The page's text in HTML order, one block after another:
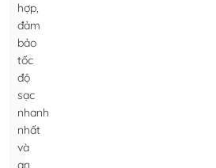
hợp,
đảm
bảo
tốc
độ
sạc
nhanh
nhất
và
an